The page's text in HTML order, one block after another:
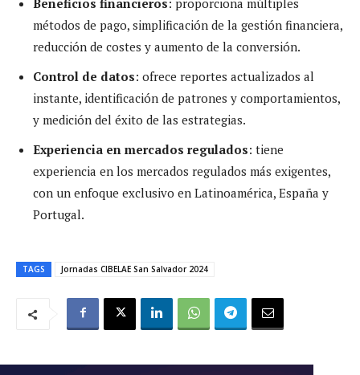
Beneficios financieros: proporciona múltiples
métodos de pago, simplificación de la gestión financiera,
reducción de costes y aumento de la conversión.
Control de datos: ofrece reportes actualizados al
instante, identificación de patrones y comportamientos,
y medición del éxito de las estrategias.
Experiencia en mercados regulados: tiene
experiencia en los mercados regulados más exigentes,
con un enfoque exclusivo en Latinoamérica, España y
Portugal.
TAGS Jornadas CIBELAE San Salvador 2024